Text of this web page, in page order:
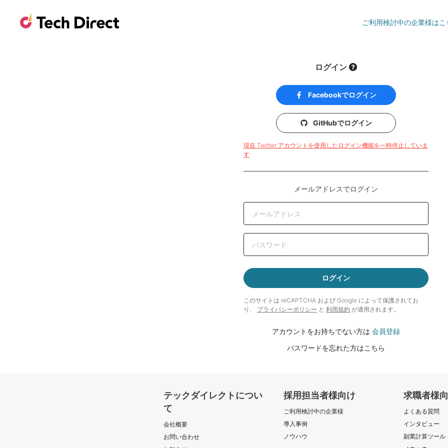
ご利用検討中の企業様はこ
ログイン
Facebookでログイン
GitHubでログイン
現在 Twitter アカウントを使用したログイン機能を一時停止していま
す
メールアドレスでログイン
ログイン
このサイトは reCAPTCHA および Google によって保護されてお
り、 プライバシーポリシー と 利用規約 が適用されます。
アカウントをお持ちでない方は 会員登録
パスワードを忘れた方はこちら
テックダイレクトについ
て
会社概要
お問い合わせ
採用担当者様向け
ご利用検討中の企業様
導入事例
ノウハウ
求職者様
よくある質問
インタビュー
副業計算ツール